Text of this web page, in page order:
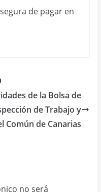
de la Bolsa de
de Trabajo y
Común de Canarias
no será